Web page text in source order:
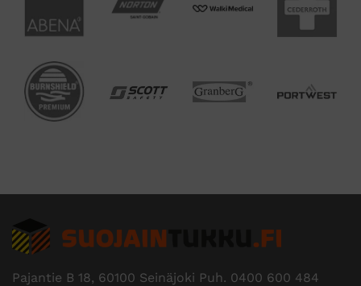
Pajantie B 18, 60100 Seinäjoki Puh. 0400 600 484